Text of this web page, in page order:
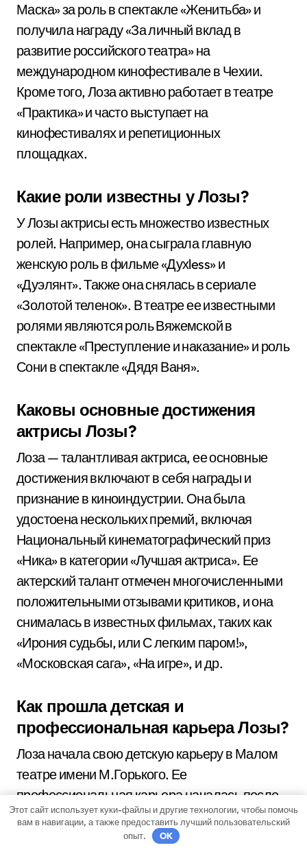
Маска» за роль в спектакле «Женитьба» и
получила награду «За личный вклад в
развитие российского театра» на
международном кинофестивале в Чехии.
Кроме того, Лоза активно работает в театре
«Практика» и часто выступает на
кинофестивалях и репетиционных
площадках.
Какие роли известны у Лозы?
У Лозы актрисы есть множество известных
ролей. Например, она сыграла главную
женскую роль в фильме «Духless» и
«Дуэлянт». Также она снялась в сериале
«Золотой теленок». В театре ее известными
ролями являются роль Вяжемской в
спектакле «Преступление и наказание» и роль
Сони в спектакле «Дядя Ваня».
Каковы основные достижения
актрисы Лозы?
Лоза — талантливая актриса, ее основные
достижения включают в себя награды и
признание в киноиндустрии. Она была
удостоена нескольких премий, включая
Национальный кинематографический приз
«Ника» в категории «Лучшая актриса». Ее
актерский талант отмечен многочисленными
положительными отзывами критиков, и она
снималась в известных фильмах, таких как
«Ирония судьбы, или С легким паром!»,
«Московская сага», «На игре», и др.
Как прошла детская и
профессиональная карьера Лозы?
Лоза начала свою детскую карьеру в Малом
театре имени М.Горького. Ее
профессиональная карьера началась после
окончания театрального училища. Она
работала в таких театрах, как «Московский
Этот сайт использует куки-файлы и другие технологии, чтобы помочь
вам в навигации, а также предоставить лучший пользовательский
опыт.
OK